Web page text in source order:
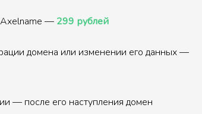
Axelname — 299 рублей
домена или изменении его данных —
— после его наступления домен